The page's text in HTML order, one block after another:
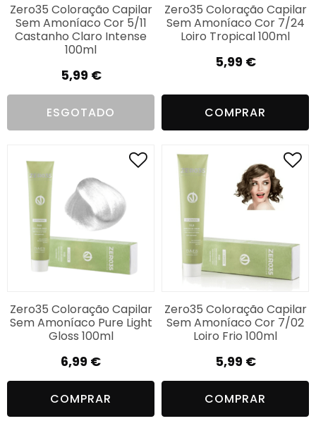
Zero35 Coloração Capilar
Sem Amoníaco Cor 5/11
Castanho Claro Intense
100ml
5,99 €
ESGOTADO
Zero35 Coloração Capilar
Sem Amoníaco Cor 7/24
Loiro Tropical 100ml
5,99 €
COMPRAR
Zero35 Coloração Capilar
Sem Amoníaco Pure Light
Gloss 100ml
6,99 €
COMPRAR
Zero35 Coloração Capilar
Sem Amoníaco Cor 7/02
Loiro Frio 100ml
5,99 €
COMPRAR